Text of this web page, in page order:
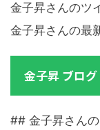
金子昇さんのツ
金子昇さんの最
金子昇 ブログ
## 金子昇さん